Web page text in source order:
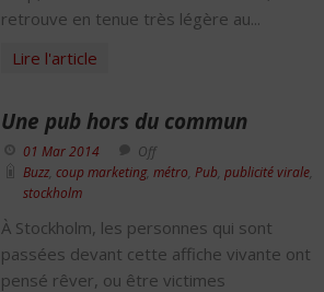
retrouve en tenue très légère au...
Lire l'article
Une pub hors du commun
01 Mar 2014
Off
Buzz, coup marketing, métro Pub publicité virale,
stockholm
À Stockholm, les personnes qui sont
passées devant cette affiche vivante ont
pensé rêver, ou être victimes